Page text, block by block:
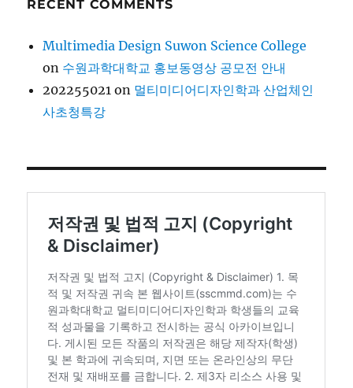
RECENT COMMENTS
Multimedia Design Suwon Science College
on 수원과학대학교 홍보동영상 공모전 안내
202255021 on 멀티미디어디자인학과 산업체인
사초청특강